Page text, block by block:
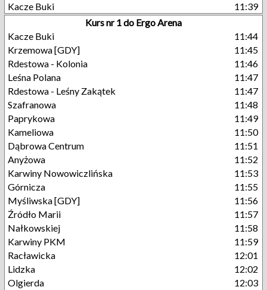
Kacze Buki
11:39
Kurs nr 1 do Ergo Arena
Kacze Buki
11:44
Krzemowa [GDY]
11:45
Rdestowa - Kolonia
11:46
Leśna Polana
11:47
Rdestowa - Leśny Zakątek
11:47
Szafranowa
11:48
Paprykowa
11:49
Kameliowa
11:50
Dąbrowa Centrum
11:51
Anyżowa
11:52
Karwiny Nowowiczlińska
11:53
Górnicza
11:55
Myśliwska [GDY]
11:56
Źródło Marii
11:57
Nałkowskiej
11:58
Karwiny PKM
11:59
Racławicka
12:01
Lidzka
12:02
Olgierda
12:03